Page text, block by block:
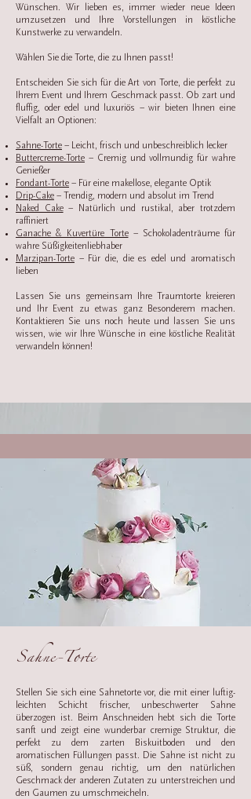
Wünschen. Wir lieben es, immer wieder neue Ideen
umzusetzen und Ihre Vorstellungen in köstliche
Kunstwerke zu verwandeln.
Wählen Sie die Torte, die zu Ihnen passt!
Entscheiden Sie sich für die Art von Torte, die perfekt zu
Ihrem Event und Ihrem Geschmack passt. Ob zart und
fluffig, oder edel und luxuriös – wir bieten Ihnen eine
Vielfalt an Optionen:
Sahne-Torte – Leicht, frisch und unbeschreiblich lecker
Buttercreme-Torte – Cremig und vollmundig für wahre
Genießer
Fondant-Torte – Für eine makellose, elegante Optik
Drip-Cake – Trendig, modern und absolut im Trend
Naked Cake– Natürlich und rustikal, aber trotzdem
raffiniert
Ganache & Kuvertüre Torte– Schokoladenträume für
wahre Süßigkeitenliebhaber
Marzipan-Torte – Für die, die es edel und aromatisch
lieben
Lassen Sie uns gemeinsam Ihre Traumtorte kreieren
und Ihr Event zu etwas ganz Besonderem machen.
Kontaktieren Sie uns noch heute und lassen Sie uns
wissen, wie wir Ihre Wünsche in eine köstliche Realität
verwandeln können!
Sahne-Torte
Stellen Sie sich eine Sahnetorte vor, die mit einer luftig-
leichten Schicht frischer, unbeschwerter Sahne
überzogen ist. Beim Anschneiden hebt sich die Torte
sanft und zeigt eine wunderbar cremige Struktur, die
perfekt zu dem zarten Biskuitboden und den
aromatischen Füllungen passt. Die Sahne ist nicht zu
süß, sondern genau richtig, um den natürlichen
Geschmack der anderen Zutaten zu unterstreichen und
den Gaumen zu umschmeicheln.​